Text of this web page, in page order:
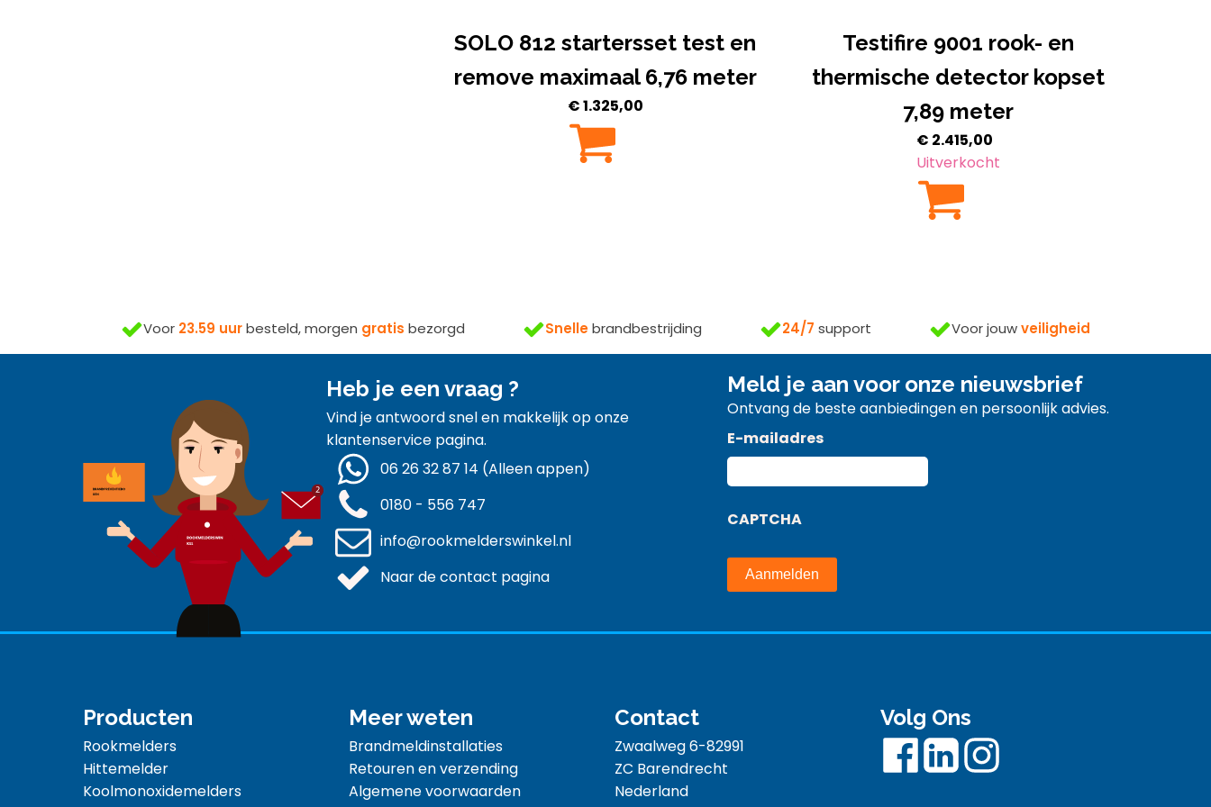
SOLO 812 startersset test en
remove maximaal 6,76 meter
€1.325,00
Testifire 9001 rook- en
thermische detector kopset
7,89 meter
€ 2.415,00
Uitverkocht
Voor 23.59 uurbesteld, morgen gratis bezorgd Snellebrandbestrijding 24/7 support Voor jouwveiligheid
Heb je een vraag ?
Vind je antwoord snel en makkelijk op onze
klantenservice pagina.
06 26 32 87 14 (Alleen appen)
0180 - 556 747
info@rookmelderswinkel.nl
Naar de contact pagina
Meld je aan voor onze nieuwsbrief
Ontvang de beste aanbiedingen en persoonlijk advies.
E-mailadres
CAPTCHA
Producten
Rookmelders
Hittemelder
Koolmonoxidemelders
Meer weten
Brandmeldinstallaties
Retouren en verzending
Algemene voorwaarden
Contact
Zwaalweg 6-82991
ZC Barendrecht
Nederland
Volg Ons